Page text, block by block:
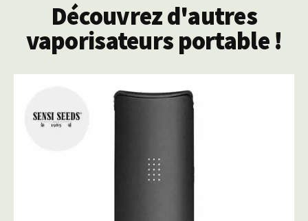
Découvrez d'autres
vaporisateurs portable !